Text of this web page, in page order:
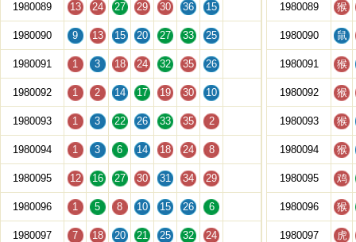
1980089 13 24 27 29 30 36 15
1980090 9 13 15 20 27 33 25
1980091 1 3 18 24 32 35 26
1980092 1 2 14 17 19 30 10
1980093 1 3 22 26 33 35 2
1980094 1 3 6 14 18 24 8
1980095 12 16 27 30 31 34 29
1980096 1 5 8 10 15 26 6
1980097 7 18 20 21 25 32 24
1980089 猴
1980090 鼠
1980091 猴
1980092 猴
1980093 猴
1980094 猴
1980095 鸡
1980096 猴
1980097 虎